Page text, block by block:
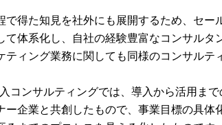
で得た知見を社外にも展開するため、セ
て体系化し、自社の経験豊富なコンサル
ティング業務に関しても同様のコンサルテ
コンサルティングでは、導入から活用ま
ー企業と共創したもので、事業目標の具体